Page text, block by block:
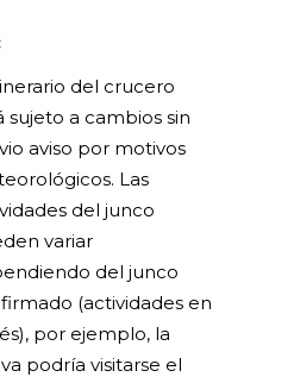
del crucero
sujeto a cambios sin
aviso por motivos
Las
del junco
variar
del junco
(actividades en
por ejemplo, la
podría visitarse el